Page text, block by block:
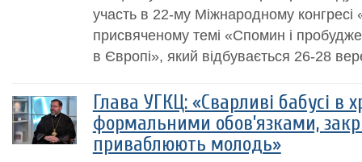
участь в 22-му Міжнародному конгресі
присвяченому темі «Спомин і
в Європі», який відбувається 26-28
Глава УГКЦ: «Сварливі бабусі в
формальними обов’язками,
приваблюють молодь»